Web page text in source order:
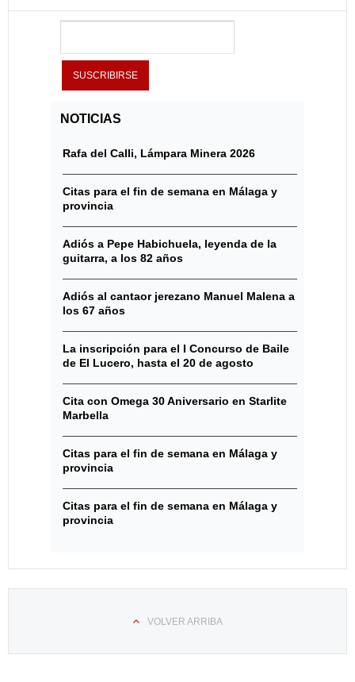
NOTICIAS
Rafa del Calli, Lámpara Minera 2026
Citas para el fin de semana en Málaga y
provincia
Adiós a Pepe Habichuela, leyenda de la
guitarra, a los 82 años
Adiós al cantaor jerezano Manuel Malena a
los 67 años
La inscripción para el I Concurso de Baile
de El Lucero, hasta el 20 de agosto
Cita con Omega 30 Aniversario en Starlite
Marbella
Citas para el fin de semana en Málaga y
provincia
Citas para el fin de semana en Málaga y
provincia
VOLVER ARRIBA